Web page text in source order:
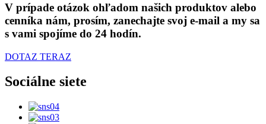
V prípade otázok ohľadom našich produktov alebo
cenníka nám, prosím, zanechajte svoj e-mail a my sa
s vami spojíme do 24 hodín.
DOTAZ TERAZ
Sociálne siete